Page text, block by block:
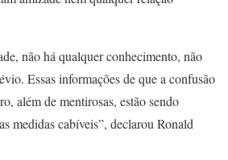
não há qualquer conhecimento, não
Essas informações de que a confusão
além de mentirosas, estão sendo
medidas cabíveis”, declarou Ronald